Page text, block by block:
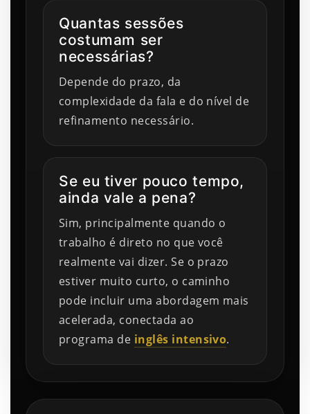
Quantas sessões
costumam ser
necessárias?
Depende do prazo, da
complexidade da fala e do nível de
refinamento necessário.
Se eu tiver pouco tempo,
ainda vale a pena?
Sim, principalmente quando o
trabalho é direto no que você
realmente vai dizer. Se o prazo
estiver muito curto, o caminho
pode incluir uma abordagem mais
acelerada, conectada ao
programa de inglês intensivo.